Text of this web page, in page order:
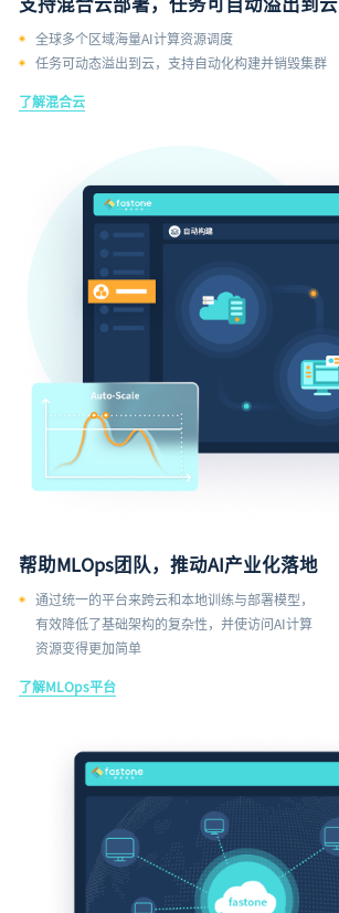
支持混合云部署，任务可自动溢出到云
全球多个区域海量AI计算资源调度
任务可动态溢出到云，支持自动化构建并销毁集群
了解混合云
帮助MLOps团队，推动AI产业化落地
通过统一的平台来跨云和本地训练与部署模型，
有效降低了基础架构的复杂性，并使访问AI计算
资源变得更加简单
了解MLOps平台